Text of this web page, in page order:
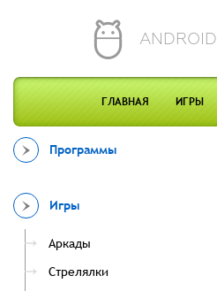
ANDROID
ГЛАВНАЯ ИГРЫ
Программы
Игры
Аркады
Стрелялки